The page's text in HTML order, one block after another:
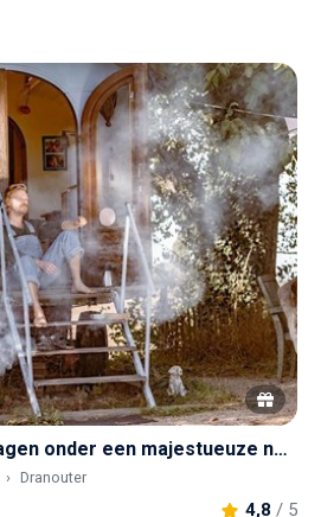
Authentieke Woonwagen onder een majestueuze notenboom
Dranouter
4,8 / 5